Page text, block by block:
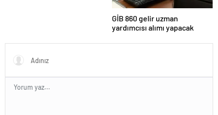
GİB 860 gelir uzman
yardımcısı alımı yapacak